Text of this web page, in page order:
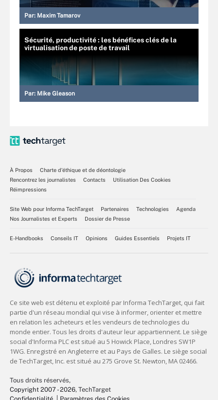
Par: Maxim Tamarov
Sécurité, productivité : les bénéfices clés de la
virtualisation de poste de travail
Par: Mike Gleason
À Propos
Charte d’éthique et de déontologie
Rencontrez les journalistes
Contacts
Utilisation Des Cookies
Réimpressions
Site Web pour Informa TechTarget Partenaires Technologies
Agenda
Nos Journalistes et Experts
Dossier de Presse
E-Handbooks Conseils IT Opinions Guides Essentiels Projets IT
Tous droits réservés,
Copyright 2007 - 2026, TechTarget
Confidentialité
Paramètres des Cookies